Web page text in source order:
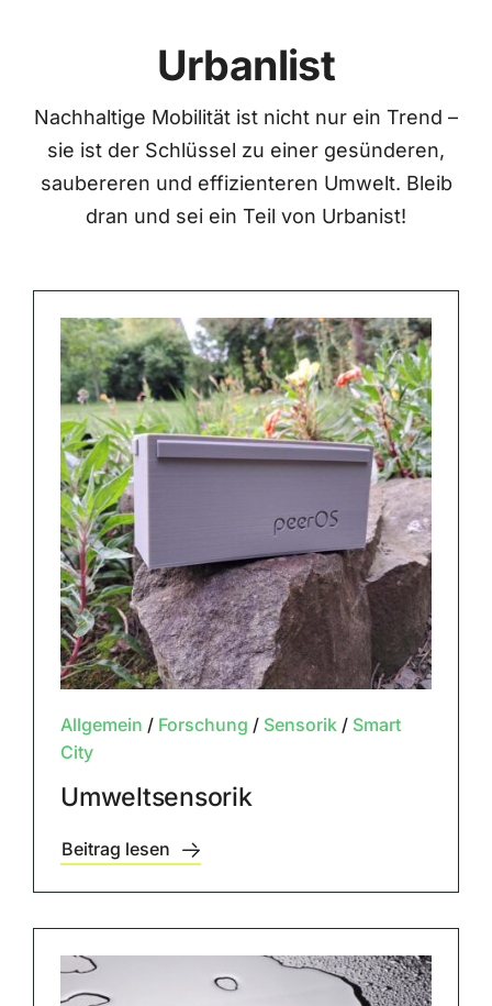
Urbanlist
Nachhaltige Mobilität ist nicht nur ein Trend –
sie ist der Schlüssel zu einer gesünderen,
saubereren und effizienteren Umwelt. Bleib
dran und sei ein Teil von Urbanist!
Allgemein / Forschung / Sensorik/ Smart
City
Umweltsensorik
Beitrag lesen